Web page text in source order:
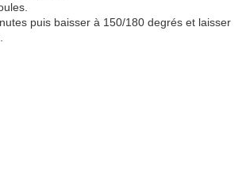
puis baisser à 150/180 degrés et laisser